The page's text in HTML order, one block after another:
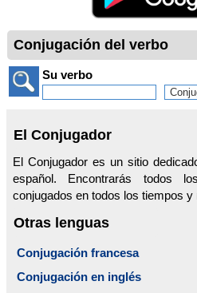
Conjugación del verbo
Su verbo
El Conjugador
El Conjugador es un sitio
español. Encontrarás todos
conjugados en todos los tiempos y
Otras lenguas
Conjugación francesa
Conjugación en inglés